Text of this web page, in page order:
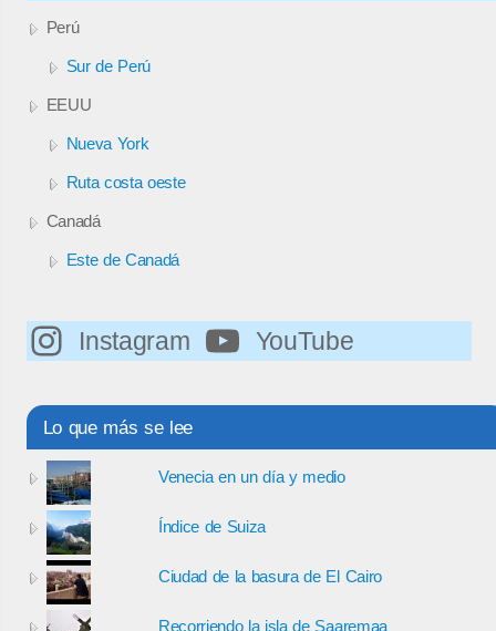
Perú
Sur de Perú
EEUU
Nueva York
Ruta costa oeste
Canadá
Este de Canadá
Instagram YouTube
Lo que más se lee
Venecia en un día y medio
Índice de Suiza
Ciudad de la basura de El Cairo
Recorriendo la isla de Saaremaa